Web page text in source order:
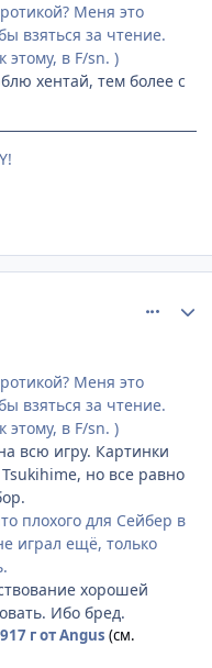
Меня это
взяться за чтение.
этому, в F/sn. )
хентай, тем более с
Меня это
взяться за чтение.
этому, в F/sn. )
всю игру. Картинки
но все равно
плохого для Сейбер в
играл ещё, только
хорошей
Ибо бред.
17 гот Angus (см.